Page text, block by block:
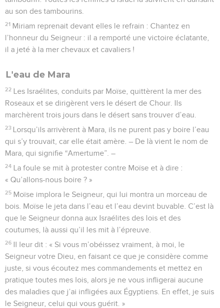
au son des tambourins.
21 Miriam reprenait devant elles le refrain : Chantez en
l’honneur du Seigneur : il a remporté une victoire éclatante,
il a jeté à la mer chevaux et cavaliers !
L'eau de Mara
22 Les Israélites, conduits par Moïse, quittèrent la mer des
Roseaux et se dirigèrent vers le désert de Chour. Ils
marchèrent trois jours dans le désert sans trouver d’eau.
23 Lorsqu’ils arrivèrent à Mara, ils ne purent pas y boire l’eau
qui s’y trouvait, car elle était amère. – De là vient le nom de
Mara, qui signifie “Amertume”. –
24 La foule se mit à protester contre Moïse et à dire :
« Qu’allons-nous boire ? »
25 Moïse implora le Seigneur, qui lui montra un morceau de
bois. Moïse le jeta dans l’eau et l’eau devint buvable. C’est là
que le Seigneur donna aux Israélites des lois et des
coutumes, là aussi qu’il les mit à l’épreuve.
26 Il leur dit : « Si vous m’obéissez vraiment, à moi, le
Seigneur votre Dieu, en faisant ce que je considère comme
juste, si vous écoutez mes commandements et mettez en
pratique toutes mes lois, alors je ne vous infligerai aucune
des maladies que j’ai infligées aux Égyptiens. En effet, je suis
le Seigneur, celui qui vous guérit. »